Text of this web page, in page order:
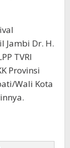
Jambi Dr. H.
TVRI
Provinsi
Wali Kota